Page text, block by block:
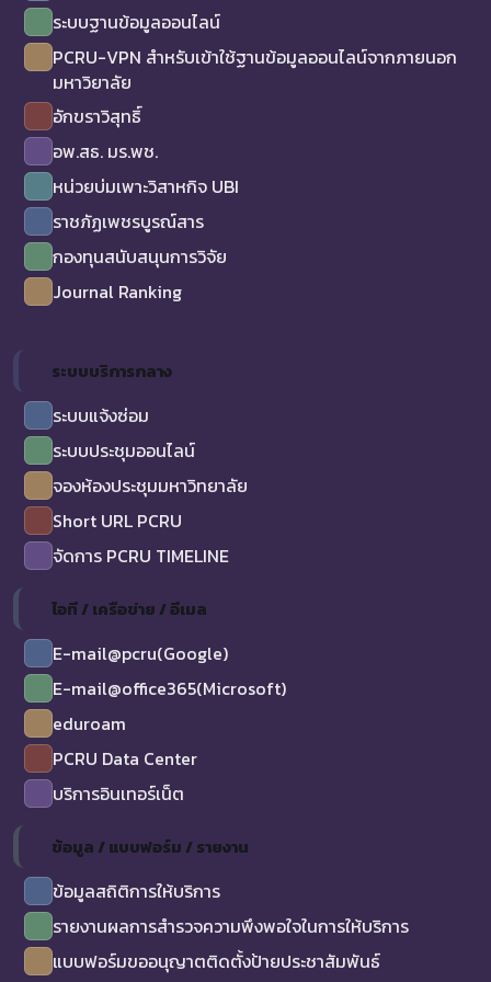
ระบบฐานข้อมูลออนไลน์
PCRU-VPN สำหรับเข้าใช้ฐานข้อมูลออนไลน์จากภายนอก
มหาวิยาลัย
อักขราวิสุทธิ์
อพ.สธ. มร.พช.
หน่วยบ่มเพาะวิสาหกิจ UBI
ราชภัฏเพชรบูรณ์สาร
กองทุนสนับสนุนการวิจัย
Journal Ranking
ระบบบริการกลาง
ระบบแจ้งซ่อม
ระบบประชุมออนไลน์
จองห้องประชุมมหาวิทยาลัย
Short URL PCRU
จัดการ PCRU TIMELINE
ไอที / เครือข่าย / อีเมล
E-mail@pcru(Google)
E-mail@office365(Microsoft)
eduroam
PCRU Data Center
บริการอินเทอร์เน็ต
ข้อมูล / แบบฟอร์ม / รายงาน
ข้อมูลสถิติการให้บริการ
รายงานผลการสำรวจความพึงพอใจในการให้บริการ
แบบฟอร์มขออนุญาตติดตั้งป้ายประชาสัมพันธ์